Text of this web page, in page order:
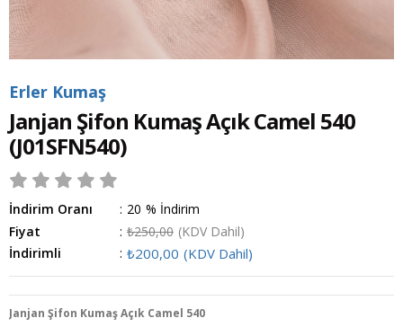
Erler Kumaş
Janjan Şifon Kumaş Açık Camel 540
(J01SFN540)
İndirim Oranı : %
20
İndirim
Fiyat
: ₺250,00 (KDV Dahil)
İndirimli
: ₺200,00 (KDV Dahil)
Janjan Şifon Kumaş Açık Camel 540